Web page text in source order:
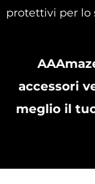
protettivi per lo
accessori
meglio il